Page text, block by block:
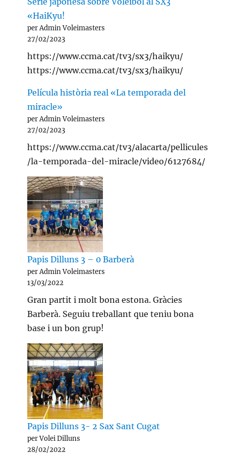
«HaiKyu!
per Admin Voleimasters
27/02/2023
https://www.ccma.cat/tv3/sx3/haikyu/
https://www.ccma.cat/tv3/sx3/haikyu/
Película història real «La temporada del
miracle»
per Admin Voleimasters
27/02/2023
https://www.ccma.cat/tv3/alacarta/pellicules
/la-temporada-del-miracle/video/6127684/
Papis Dilluns 3 – 0 Barberà
per Admin Voleimasters
13/03/2022
Gran partit i molt bona estona. Gràcies
Barberà. Seguiu treballant que teniu bona
base i un bon grup!
Papis Dilluns 3- 2 Sax Sant Cugat
per Volei Dilluns
28/02/2022